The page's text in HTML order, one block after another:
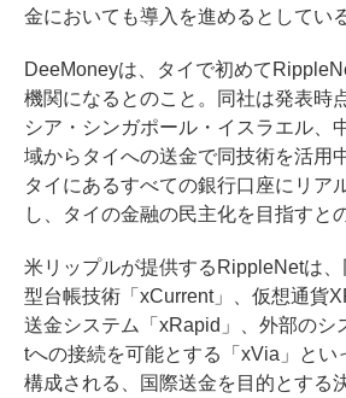
金においても導入を進めるとしている
DeeMoneyは、タイで初めて
機関になるとのこと。同社は発表時
シア・シンガポール・イスラエル、
域からタイへの送金で同技術を活用
タイにあるすべての銀行口座にリア
し、タイの金融の民主化を目指すと
米リップルが提供するRippleNetは
型台帳技術「xCurrent」、仮想通貨
送金システム「xRapid」、外部のシ
tへの接続を可能とする「xVia」とい
構成される、国際送金を目的とする